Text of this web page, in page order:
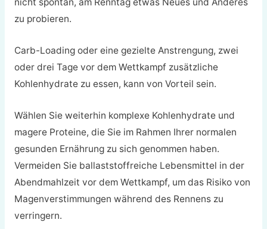
zu probieren.
Carb-Loading oder eine gezielte Anstrengung, zwei
oder drei Tage vor dem Wettkampf zusätzliche
Kohlenhydrate zu essen, kann von Vorteil sein.
Wählen Sie weiterhin komplexe Kohlenhydrate und
magere Proteine, die Sie im Rahmen Ihrer normalen
gesunden Ernährung zu sich genommen haben.
Vermeiden Sie ballaststoffreiche Lebensmittel in der
Abendmahlzeit vor dem Wettkampf, um das Risiko von
Magenverstimmungen während des Rennens zu
verringern.